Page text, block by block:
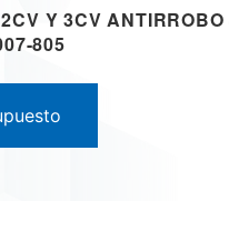
Y 3CV ANTIRROBO
805